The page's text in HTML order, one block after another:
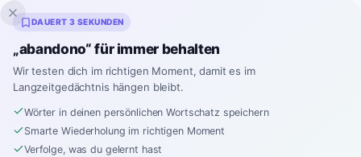
Inklingo
Startseite›Spanisch› Wörterbuch ›abandono
DAUERT 3 SEKUNDEN
„abandono“ für immer behalten
Wir testen dich im richtigen Moment, damit es im
Langzeitgedächtnis hängen bleibt.
Wörter in deinen persönlichen Wortschatz speichern
Smarte Wiederholung im richtigen Moment
Verfolge, was du gelernt hast